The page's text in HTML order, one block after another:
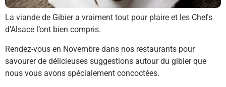
La viande de Gibier a vraiment tout pour plaire et les Chefs
d’Alsace l’ont bien compris.
Rendez-vous en Novembre dans nos restaurants pour
savourer de délicieuses suggestions autour du gibier que
nous vous avons spécialement concoctées.